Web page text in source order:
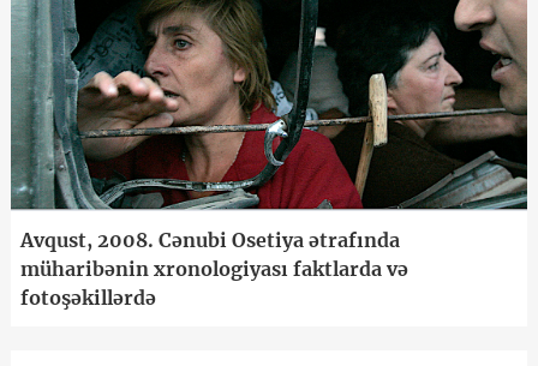
Avqust, 2008. Cənubi Osetiya ətrafında
müharibənin xronologiyası faktlarda və
fotoşəkillərdə